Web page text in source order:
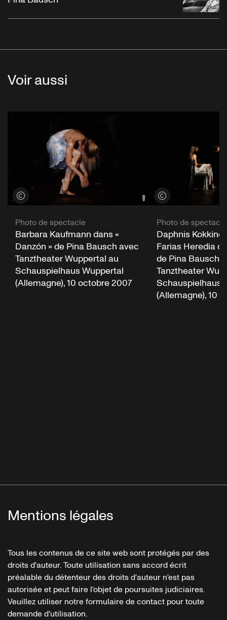
Voir aussi
Voir les crédits
Photo de spectacle
Barbara Kaufmann dans «
Danzón » de Pina Bausch avec
Tanztheater Wuppertal au
Schauspielhaus Wuppertal
(Allemagne), 10 octobre 2007
Voir les crédits
Photo de spectacle
Daphnis
Farias Heredia
de Pina Bausch
Tanztheater
Schauspielhaus
(Allemagne), 10
Mentions légales
Tous les contenus de ce site web sont protégés par des
droits d'auteur. Toute utilisation sans accord écrit
préalable du détenteur des droits d'auteur n'est pas
autorisée et peut faire l'objet de poursuites judiciaires.
Veuillez utiliser notre formulaire de contact pour toute
demande d'utilisation.